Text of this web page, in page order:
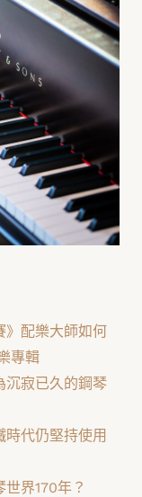
》配樂大師如何
專輯
沉寂已久的鋼琴
代仍堅持使用
界170年？